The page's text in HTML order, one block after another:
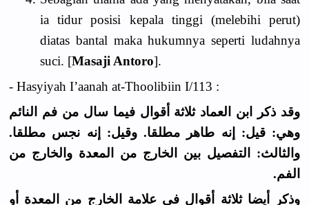
ia tidur posisi kepala tinggi (melebihi perut)
diatas bantal maka hukumnya seperti ludahnya
suci. [Masaji Antoro].
- Hasyiyah I’aanah at-Thoolibiin I/113 :
وقد ذكر ابن العماد ثلاثة أقوال فيما سال من فم النائم
وهي: قيل: إنه طاهر مطلقا. وقيل: إنه نجس مطلقا.
والثالث: التفصيل بين الخارج من المعدة والخارج من
الفم.
وذكر أيضا ثلاثة أقوال في علامة الخارج من المعدة أو